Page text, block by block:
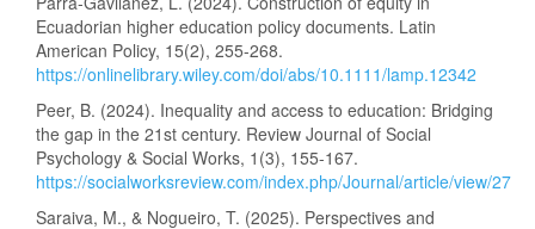
Ecuadorian higher education policy documents. Latin
American Policy, 15(2), 255-268.
https://onlinelibrary.wiley.com/doi/abs/10.1111/lamp.12342
Peer, B. (2024). Inequality and access to education: Bridging
the gap in the 21st century. Review Journal of Social
Psychology & Social Works, 1(3), 155-167.
https://socialworksreview.com/index.php/Journal/article/view/27
Saraiva, M., & Nogueiro, T. (2025). Perspectives and